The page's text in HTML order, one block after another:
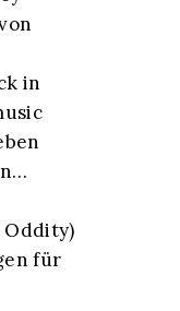
in
Oddity)
für